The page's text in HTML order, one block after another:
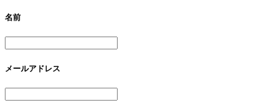
名前
メールアドレス